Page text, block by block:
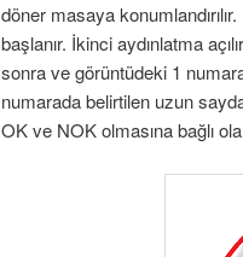
döner masaya
başlanır. İkinci aydınlatma
sonra ve görüntüdeki 1
numarada belirtilen uzun
OK ve NOK olmasına bağlı